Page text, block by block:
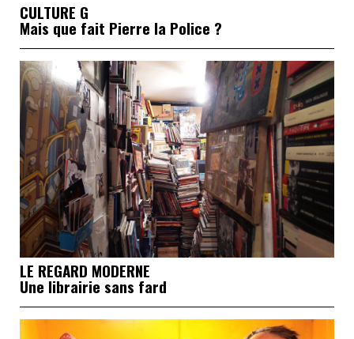
CULTURE G
Mais que fait Pierre la Police ?
LE REGARD MODERNE
Une librairie sans fard